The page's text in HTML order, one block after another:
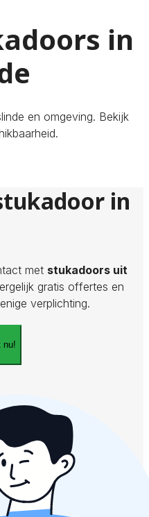
in
en omgeving. Bekijk
in
met stukadoors uit
gratis offertes en
verplichting.
nu!